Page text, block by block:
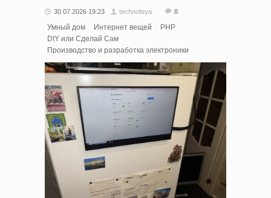
30.07.2026 19:23 technofeya 8
Умный дом Интернет вещей
PHP
DIY или Сделай Сам
Производство и разработка электроники